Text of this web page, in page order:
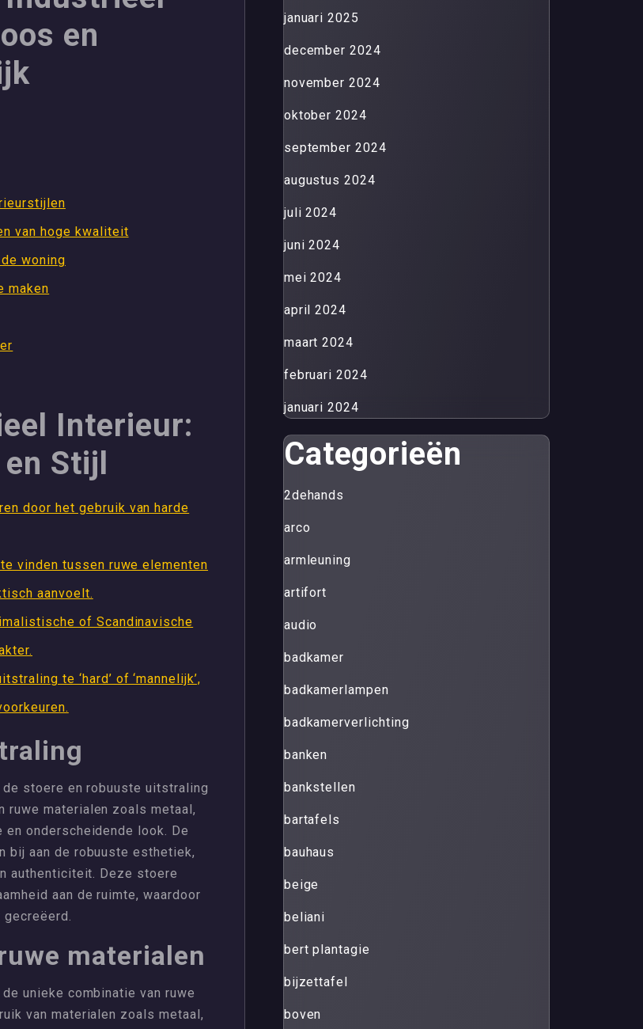
en
van hoge kwaliteit
woning
maken
Interieur:
Stijl
door het gebruik van harde
vinden tussen ruwe elementen
aanvoelt.
of Scandinavische
te ‘hard’ of ‘mannelijk’,
stoere en robuuste uitstraling
ruwe materialen zoals metaal,
onderscheidende look. De
bij aan de robuuste esthetiek,
authenticiteit. Deze stoere
aan de ruimte, waardoor
materialen
unieke combinatie van ruwe
van materialen zoals metaal,
januari 2025
december 2024
november 2024
oktober 2024
september 2024
augustus 2024
juli 2024
juni 2024
mei 2024
april 2024
maart 2024
februari 2024
januari 2024
Categorieën
2dehands
arco
armleuning
artifort
audio
badkamer
badkamerlampen
badkamerverlichting
banken
bankstellen
bartafels
bauhaus
beige
beliani
bert plantagie
bijzettafel
boven